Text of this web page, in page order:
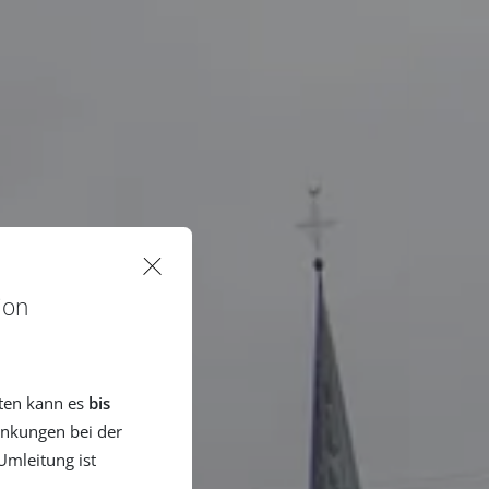
kann es bis
bei der
ist